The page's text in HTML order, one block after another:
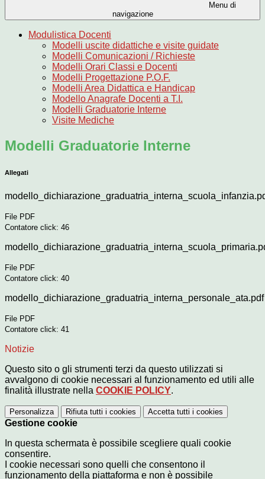
Menu di
navigazione
Modulistica Docenti
Modelli uscite didattiche e visite guidate
Modelli Comunicazioni / Richieste
Modelli Orari Classi e Docenti
Modelli Progettazione P.O.F.
Modelli Area Didattica e Handicap
Modello Anagrafe Docenti a T.I.
Modelli Graduatorie Interne
Visite Mediche
Modelli Graduatorie Interne
Allegati
File PDF
Contatore click: 46
File PDF
Contatore click: 40
modello_dichiarazione_graduatria_interna_personale_ata.pdf
File PDF
Contatore click: 41
Notizie
Questo sito o gli strumenti terzi da questo utilizzati si
avvalgono di cookie necessari al funzionamento ed utili alle
finalità illustrate nella COOKIE POLICY.
Personalizza Rifiuta tutti i cookies Accetta tutti i cookies
Gestione cookie
In questa schermata è possibile scegliere quali cookie
consentire.
I cookie necessari sono quelli che consentono il
funzionamento della piattaforma e non è possibile